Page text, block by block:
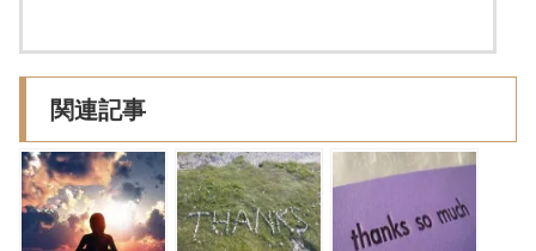
関連記事